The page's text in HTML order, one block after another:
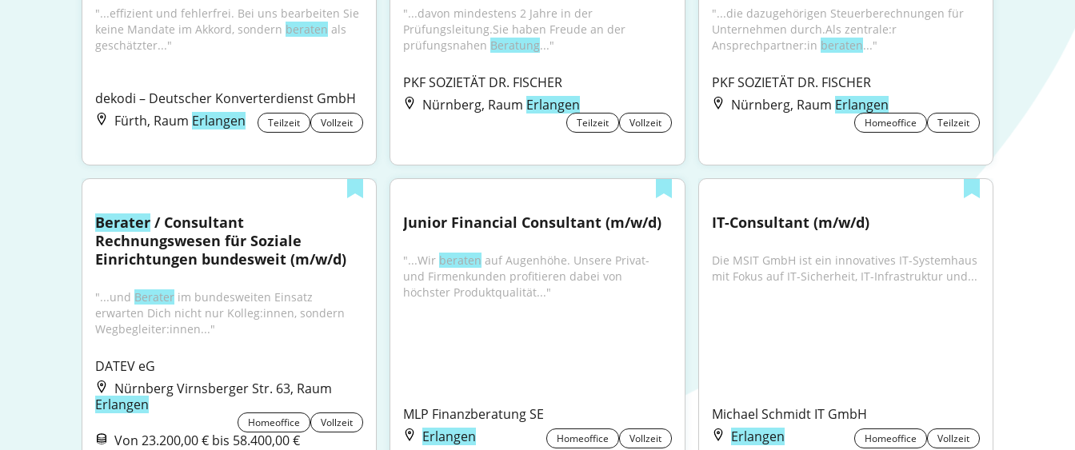
"...effizient und fehlerfrei. Bei uns bearbeiten Sie
keine Mandate im Akkord, sondern beraten als
geschätzter..."
dekodi – Deutscher Konverterdienst GmbH
Fürth, Raum Erlangen Teilzeit Vollzeit
"...davon mindestens 2 Jahre in der
Prüfungsleitung.Sie haben Freude an der
prüfungsnahen Beratung..."
PKF SOZIETÄT DR. FISCHER
Nürnberg, Raum Erlangen
Teilzeit Vollzeit
"...die dazugehörigen Steuerberechnungen für
Unternehmen durch.Als zentrale:r
Ansprechpartner:in beraten..."
PKF SOZIETÄT DR. FISCHER
Nürnberg, Raum Erlangen
Homeoffice Teilzeit
Berater / Consultant
Rechnungswesen für Soziale
Einrichtungen bundesweit (m/w/d)
"...und Berater im bundesweiten Einsatz
erwarten Dich nicht nur Kolleg:innen, sondern
Wegbegleiter:innen..."
DATEV eG
Nürnberg Virnsberger Str. 63, Raum
Erlangen
Homeoffice Vollzeit
Von 23.200,00 € bis 58.400,00 €
Junior Financial Consultant (m/w/d)
"...Wir beraten auf Augenhöhe. Unsere Privat-
und Firmenkunden profitieren dabei von
höchster Produktqualität..."
MLP Finanzberatung SE
Erlangen
Homeoffice Vollzeit
IT-Consultant (m/w/d)
Die MSIT GmbH ist ein innovatives IT-Systemhaus
mit Fokus auf IT-Sicherheit, IT-Infrastruktur und...
Michael Schmidt IT GmbH
Erlangen
Homeoffice Vollzeit